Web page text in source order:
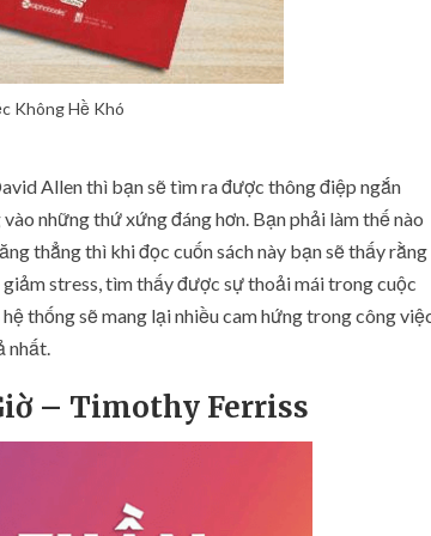
Không Hề Khó
Allen thì bạn sẽ tìm ra được thông điệp ngắn
những thứ xứng đáng hơn. Bạn phải làm thế nào
thẳng thì khi đọc cuốn sách này bạn sẽ thấy rằng
stress, tìm thấy được sự thoải mái trong cuộc
thống sẽ mang lại nhiều cam hứng trong công
nhất.
– Timothy Ferriss